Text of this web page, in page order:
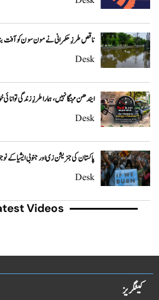
ناقص طرزِ حکمرانی نے مون سون کو آفت
Desk
ایندھن مہنگا نہیں، ہمارا طرزِ زندگی
Desk
پاکستان کی جنریشن زی اور جنوبی ایشیا کے
Desk
Videos
کیٹگریز